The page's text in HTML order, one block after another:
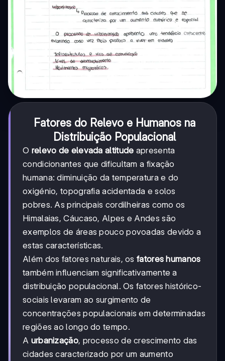
Fatores do Relevo e Humanos na
Distribuição Populacional
O relevo de elevada altitude apresenta
condicionantes que dificultam a fixação
humana: diminuição da temperatura e do
oxigénio, topografia acidentada e solos
pobres. As principais cordilheiras como os
Himalaias, Cáucaso, Alpes e Andes são
exemplos de áreas pouco povoadas devido a
estas características.
Além dos fatores naturais, os fatores humanos
também influenciam significativamente a
distribuição populacional. Os fatores histórico-
sociais levaram ao surgimento de
concentrações populacionais em determinadas
regiões ao longo do tempo.
A urbanização, processo de crescimento das
cidades caracterizado por um aumento